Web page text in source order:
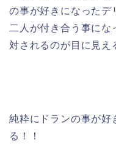
の事が好きになったデ
二人が付き合う事にな
対されるのが目に見え
純粋にドランの事が好
る！！